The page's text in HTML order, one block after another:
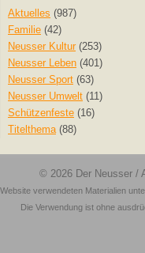
Aktuelles (987)
Familie (42)
Neusser Kultur (253)
Neusser Leben (401)
Neusser Sport (63)
Neusser Umwelt (11)
Schützenfeste (16)
Titelthema(88)
© 2026 Der Neusser /
verwendeten Materialien
Die Verwendung ist ohne